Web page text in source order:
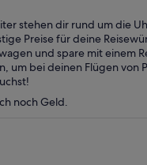
stehen dir rund um die
Preise für deine
und spare mit einem
um bei deinen Flügen von
noch Geld.